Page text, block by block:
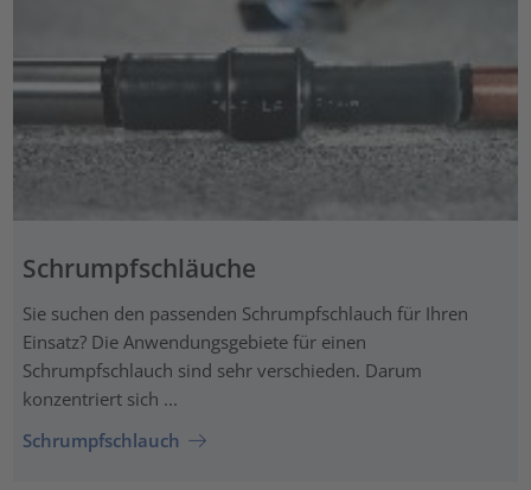
Schrumpfschläuche
Sie suchen den passenden Schrumpfschlauch für Ihren
Einsatz? Die Anwendungsgebiete für einen
Schrumpfschlauch sind sehr verschieden. Darum
konzentriert sich ...
Schrumpfschlauch